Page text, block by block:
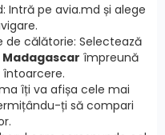
Intră pe avia.md și alege
de călătorie: Selectează
împreună
îți va afișa cele mai
ți să compari